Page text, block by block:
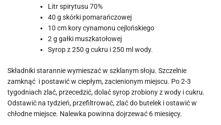
Litr spirytusu 70%
40 g skórki pomarańczowej
10 cm kory cynamonu cejlońskiego
2 g gałki muszkatołowej
Syrop z 250 g cukru i 250 ml wody.
Składniki starannie wymieszać w szklanym słoju. Szczelnie
zamknąć i postawić w ciepłym, zacienionym miejscu. Po 2-3
tygodniach zlać, przecedzić, dolać syrop zrobiony z wody i cukru.
Odstawić na tydzień, przefiltrować, zlać do butelek i ostawić w
chłodne miejsce. Nalewka powinna dojrzewać 6 miesięcy.